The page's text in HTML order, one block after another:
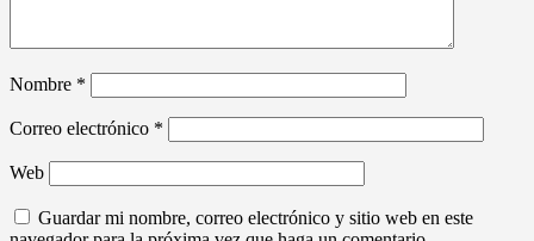
Nombre *
Correo electrónico *
Web
Guardar mi nombre, correo electrónico y sitio web en este